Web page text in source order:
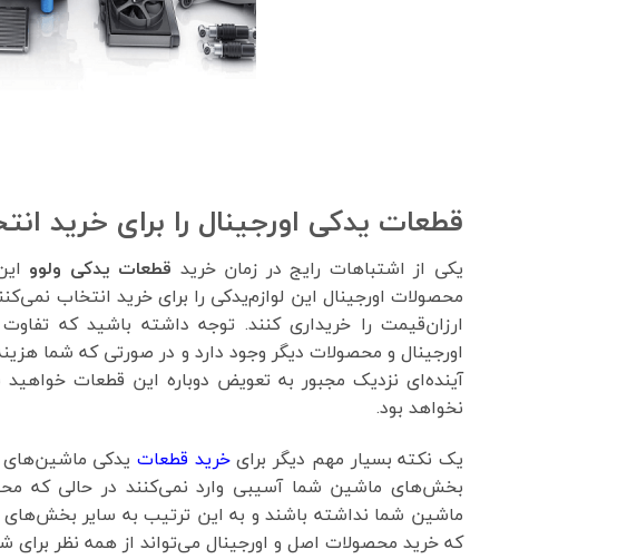
قطعات یدکی اورجینال را برای خرید
یکی از اشتباهات رایج در زمان خرید قطعات یدکی ولوو
محصولات اورجینال این لوازم‌یدکی را برای خرید انتخاب
ارزان‌قیمت را خریداری کنند. توجه داشته باشید که
اورجینال و محصولات دیگر وجود دارد و در صورتی که شما
آینده‌ای نزدیک مجبور به تعویض دوباره این قطعات
نخواهد بود.
یک نکته بسیار مهم دیگر برایخرید قطعاتیدکی ماشین‌های
بخش‌های ماشین شما آسیبی وارد نمی‌کنند در حالی که
ماشین شما نداشته باشند و به این ترتیب به سایر
که خرید محصولات اصل و اورجینال می‌تواند از همه نظر برای